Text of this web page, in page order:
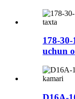
178-
uchun